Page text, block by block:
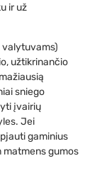
ir už
valytuvams)
užtikrinančio
sniego
įvairių
Jei
gaminius
matmens gumos